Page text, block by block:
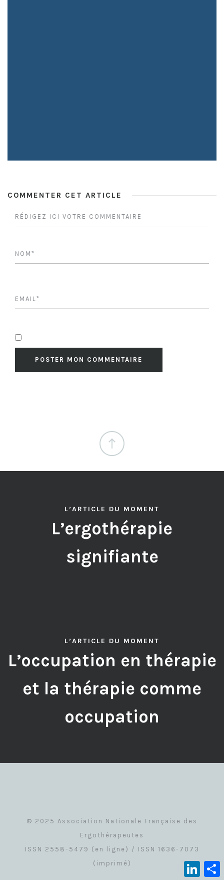
COMMENTER CET ARTICLE
L’ARTICLE DU MOMENT
L’ergothérapie
signifiante
L’ARTICLE DU MOMENT
L’occupation en thérapie
et la thérapie comme
occupation
© 2025 Association Nationale Française des
Ergothérapeutes
ISSN 2558-5479 (en ligne) / ISSN 1636-7073
(imprimé)